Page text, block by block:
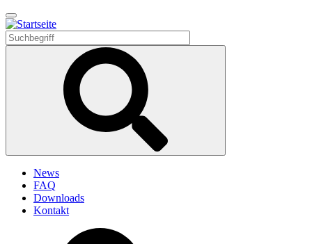
Direkt
zum
Inhalt
News
FAQ
Downloads
Kontakt